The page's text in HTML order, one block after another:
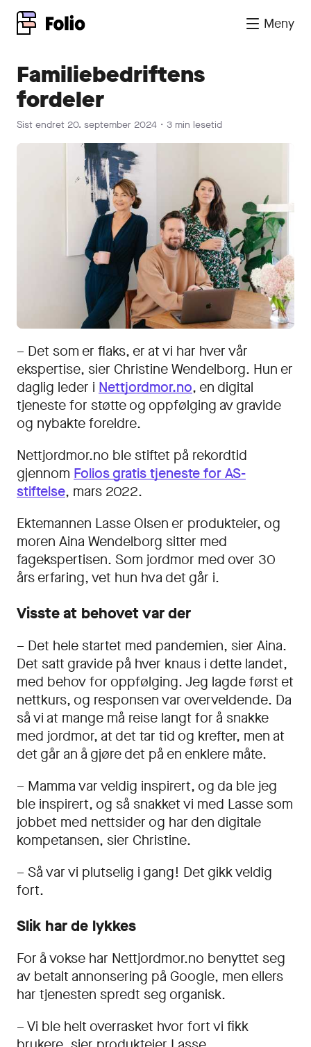
Meny
Logg inn Bli kunde
Familiebedriftens
fordeler
Sist endret 20. september 2024 ・ 3 min lesetid
– Det som er flaks, er at vi har hver vår
ekspertise, sier Christine Wendelborg. Hun er
daglig leder i Nettjordmor.no, en digital
tjeneste for støtte og oppfølging av gravide
og nybakte foreldre.
Nettjordmor.no ble stiftet på rekordtid
gjennom Folios gratis tjeneste for AS-
stiftelse, mars 2022.
Ektemannen Lasse Olsen er produkteier, og
moren Aina Wendelborg sitter med
fagekspertisen. Som jordmor med over 30
års erfaring, vet hun hva det går i.
Visste at behovet var der
– Det hele startet med pandemien, sier Aina.
Det satt gravide på hver knaus i dette landet,
med behov for oppfølging. Jeg lagde først et
nettkurs, og responsen var overveldende. Da
så vi at mange må reise langt for å snakke
med jordmor, at det tar tid og krefter, men at
det går an å gjøre det på en enklere måte.
– Mamma var veldig inspirert, og da ble jeg
ble inspirert, og så snakket vi med Lasse som
jobbet med nettsider og har den digitale
kompetansen, sier Christine.
– Så var vi plutselig i gang! Det gikk veldig
fort.
Slik har de lykkes
For å vokse har Nettjordmor.no benyttet seg
av betalt annonsering på Google, men ellers
har tjenesten spredt seg organisk.
– Vi ble helt overrasket hvor fort vi fikk